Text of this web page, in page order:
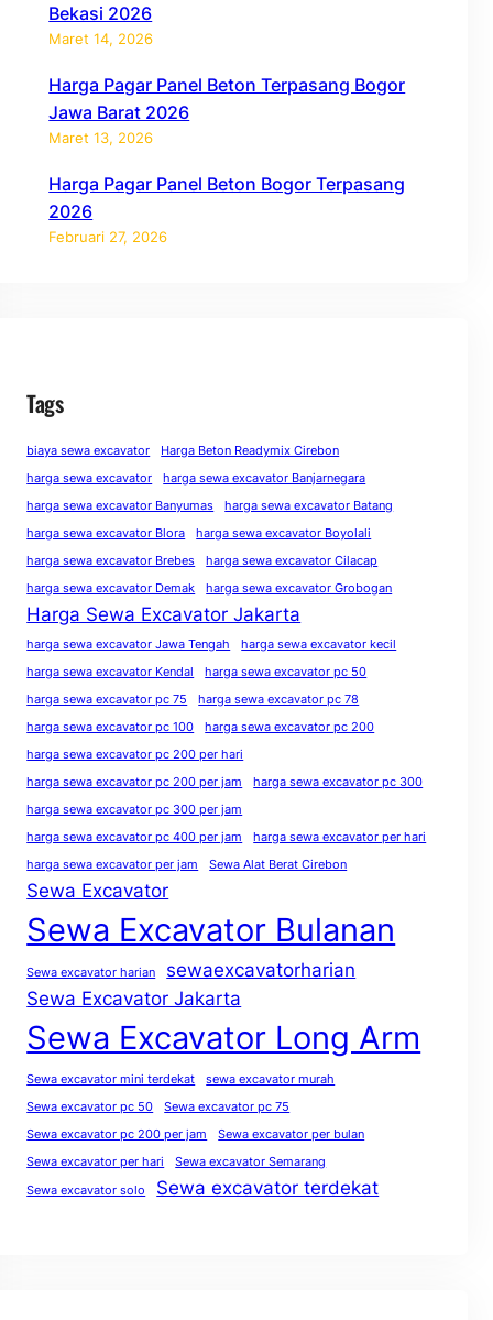
Bekasi 2026
Maret 14, 2026
Harga Pagar Panel Beton Terpasang Bogor
Jawa Barat 2026
Maret 13, 2026
Harga Pagar Panel Beton Bogor Terpasang
2026
Februari 27, 2026
Tags
biaya sewa excavator
Harga Beton Readymix Cirebon
harga sewa excavator
harga sewa excavator Banjarnegara
harga sewa excavator Banyumas
harga sewa excavator Batang
harga sewa excavator Blora
harga sewa excavator Boyolali
harga sewa excavator Brebes
harga sewa excavator Cilacap
harga sewa excavator Demak
harga sewa excavator Grobogan
Harga Sewa Excavator Jakarta
harga sewa excavator Jawa Tengah
harga sewa excavator kecil
harga sewa excavator Kendal
harga sewa excavator pc 50
harga sewa excavator pc 75
harga sewa excavator pc 78
harga sewa excavator pc 100
harga sewa excavator pc 200
harga sewa excavator pc 200 per hari
harga sewa excavator pc 200 per jam
harga sewa excavator pc 300
harga sewa excavator pc 300 per jam
harga sewa excavator pc 400 per jam
harga sewa excavator per hari
harga sewa excavator per jam
Sewa Alat Berat Cirebon
Sewa Excavator
Sewa Excavator Bulanan
Sewa excavator harian
sewaexcavatorharian
Sewa Excavator Jakarta
Sewa Excavator Long Arm
Sewa excavator mini terdekat
sewa excavator murah
Sewa excavator pc 50
Sewa excavator pc 75
Sewa excavator pc 200 per jam
Sewa excavator per bulan
Sewa excavator per hari
Sewa excavator Semarang
Sewa excavator solo
Sewa excavator terdekat